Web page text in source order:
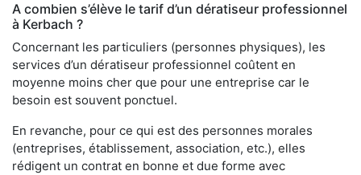
A combien s’élève le tarif d’un dératiseur professionnel
à Kerbach ?
Concernant les particuliers (personnes physiques), les
services d’un dératiseur professionnel coûtent en
moyenne moins cher que pour une entreprise car le
besoin est souvent ponctuel.
En revanche, pour ce qui est des personnes morales
(entreprises, établissement, association, etc.), elles
rédigent un contrat en bonne et due forme avec